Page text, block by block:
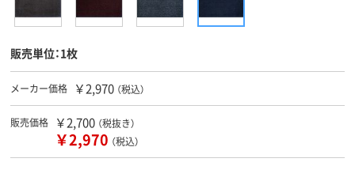
販売単位：1枚
メーカー価格 ￥2,970 （税込）
販売価格 ￥2,700 （税抜き）
￥2,970 （税込）